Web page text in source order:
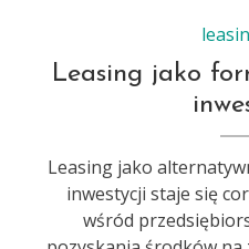
Leasing jako
Leasing jako
inwestycji staje się
wśród